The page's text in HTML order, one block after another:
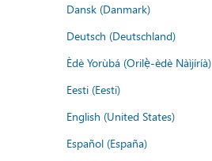
Dansk (Danmark)
Deutsch (Deutschland)
Èdè Yorùbá (Orilẹ̀-èdè Nàìjíríà)
Eesti (Eesti)
English (United States)
Español (España)